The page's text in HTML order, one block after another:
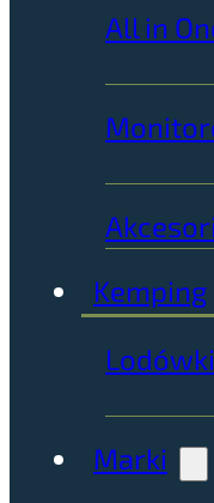
All in
Kemping
Marki